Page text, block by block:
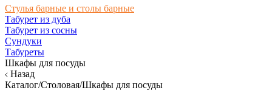
Стулья барные и столы барные
Табурет из дуба
Табурет из сосны
Сундуки
Табуреты
Шкафы для посуды
Назад
Каталог/Столовая/Шкафы для посуды